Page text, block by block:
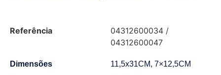
Referência
04312600034 /
04312600047
Dimensões 11,5x31CM, 7×12,5CM